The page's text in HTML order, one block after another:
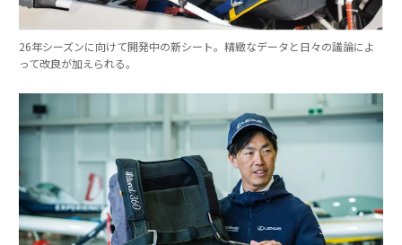
26年シーズンに向けて開発中の新シート。精緻なデータと日々の議論によ
って改良が加えられる。